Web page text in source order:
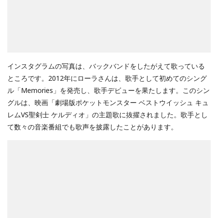
インスタグラムの写真は、バックバンドをしたがえて歌っている
ところです。2012年にローラさんは、歌手として初めてのシング
ル「Memories」を発売し、歌手デビューを果たします。このシン
グルは、映画「劇場版ポケットモンスター ベストウイッシュ キュ
レムVS聖剣士 ケルディオ」の主題歌に抜擢されました。歌手とし
て数々の音楽番組でも歌声を披露したことがあります。